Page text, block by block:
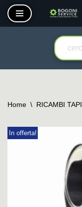
Vai
Home \ RICAMBI
In offerta!